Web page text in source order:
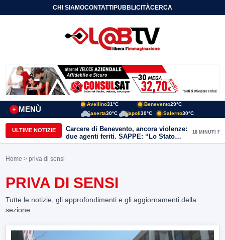
CHI SIAMOCONTATTIPUBBLICITÀCERCA
MENÙ
+
Avellino31°C Benevento29°C
Caserta30°C Napoli30°C Salerno30°C
ULTIME NOTIZIE
Carcere di Benevento, ancora violenze:
due agenti feriti. SAPPE: “Lo Stato
non può arretrare”
18 MINUTI FA
Home > priva di sensi
PRIVA DI SENSI
Tutte le notizie, gli approfondimenti e gli aggiornamenti della
sezione.